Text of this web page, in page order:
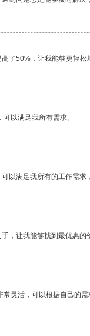
了50%，让我能够更轻
以满足我所有需求。
以满足我所有的工作需求
，让我能够找到最优惠的
灵活，可以根据自己的